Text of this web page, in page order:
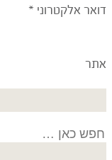
דואר אלקטרוני *
אתר
Search
for: